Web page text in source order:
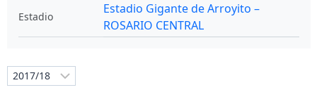
Estadio
Estadio Gigante de Arroyito –
ROSARIO CENTRAL